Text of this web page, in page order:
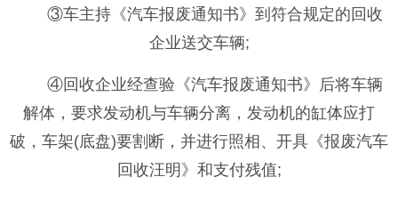
③车主持《汽车报废通知书》到符合规定的回收
企业送交车辆;
④回收企业经查验《汽车报废通知书》后将车辆
解体，要求发动机与车辆分离，发动机的缸体应打
破，车架(底盘)要割断，并进行照相、开具《报废汽车
回收汪明》和支付残值;